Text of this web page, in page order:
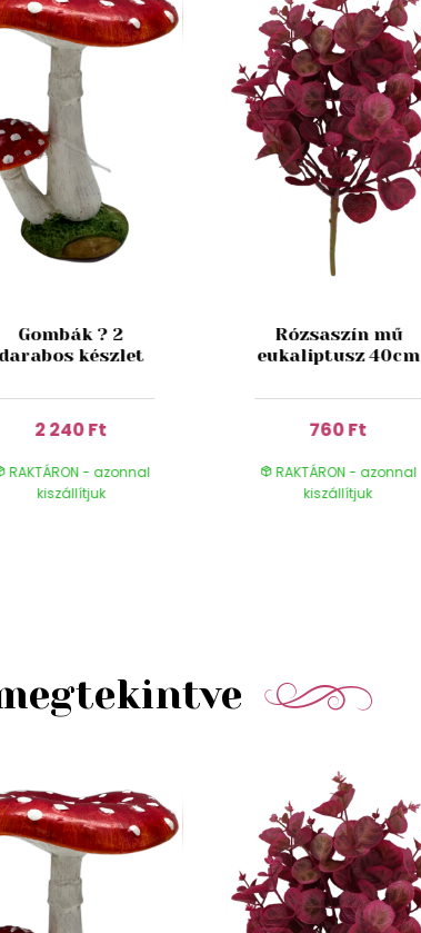
Gombák ? 2
darabos készlet
2 240 Ft
RAKTÁRON - azonnal
kiszállítjuk
Rózsaszín mű
eukaliptusz 40cm
760 Ft
RAKTÁRON - azonnal
kiszállítjuk